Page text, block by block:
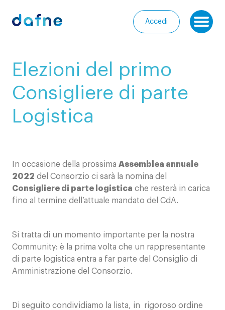
Consorzio Dafne Accedi
Chi
siamo
Community
Media
Contatti
nostri
progetti
I
nostri
nostre
iniziative
Elezioni del primo
Consigliere di parte
Logistica
In occasione della prossima Assemblea annuale
2022 del Consorzio ci sarà la nomina del
Consigliere di parte logistica che resterà in carica
fino al termine dell’attuale mandato del CdA.
Si tratta di un momento importante per la nostra
Community: è la prima volta che un rappresentante
di parte logistica entra a far parte del Consiglio di
Amministrazione del Consorzio.
Di seguito condividiamo la lista, in rigoroso ordine